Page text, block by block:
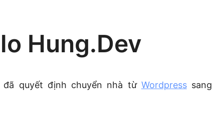
Hung.Dev
quyết định chuyển nhà từ Wordpresssang